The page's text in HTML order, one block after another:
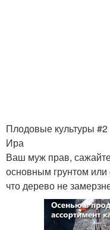
Плодовые культуры #2
Ира
Ваш муж прав,
основным грунтом
что дерево не